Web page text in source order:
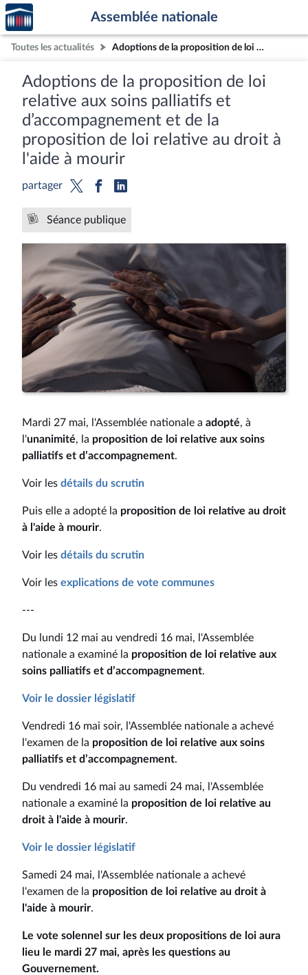
Aller au contenu
Aller en bas de la page
Accèder
à la
page
d'accueil
Assemblée nationale
Toutes les actualités Adoptions de la proposition de loi relative aux soins palliatifs et d’accompagnement et de la proposition de loi relative au droit à l'aide à mourir
Adoptions de la proposition de loi
relative aux soins palliatifs et
d’accompagnement et de la
proposition de loi relative au droit à
l'aide à mourir
partager
Séance publique
Mardi 27 mai, l'Assemblée nationale a adopté, à
l'unanimité, la proposition de loi relative aux soins
palliatifs et d’accompagnement.
Voir les détails du scrutin
Puis elle a adopté la proposition de loi relative au droit
à l'aide à mourir.
Voir les détails du scrutin
Voir les explications de vote communes
---
Du lundi 12 mai au vendredi 16 mai, l'Assemblée
nationale a examiné la proposition de loi relative aux
soins palliatifs et d’accompagnement.
Voir le dossier législatif
Vendredi 16 mai soir, l'Assemblée nationale a achevé
l'examen de la proposition de loi relative aux soins
palliatifs et d’accompagnement.
Du vendredi 16 mai au samedi 24 mai, l'Assemblée
nationale a examiné la proposition de loi relative au
droit à l'aide à mourir.
Voir le dossier législatif
Samedi 24 mai, l'Assemblée nationale a achevé
l'examen de la proposition de loi relative au droit à
l'aide à mourir.
Le vote solennel sur les deux propositions de loi aura
lieu le mardi 27 mai, après les questions au
Gouvernement.